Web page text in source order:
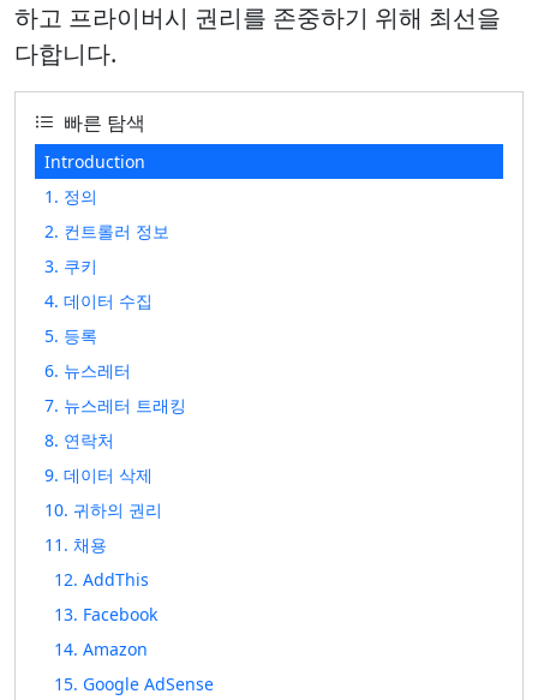
하고 프라이버시 권리를 존중하기 위해 최선을
다합니다.
빠른 탐색
Introduction
1. 정의
2. 컨트롤러 정보
3. 쿠키
4. 데이터 수집
5. 등록
6. 뉴스레터
7. 뉴스레터 트래킹
8. 연락처
9. 데이터 삭제
10. 귀하의 권리
11. 채용
12. AddThis
13. Facebook
14. Amazon
15. Google AdSense